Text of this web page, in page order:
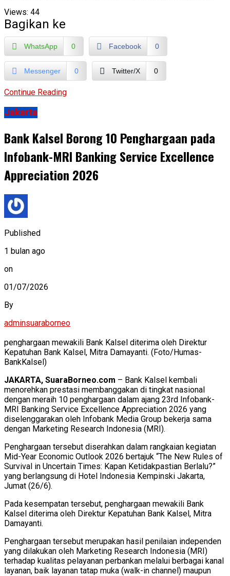
Views: 44
Bagikan ke
WhatsApp 0 Facebook 0
Messenger 0 Twitter/X 0
Continue Reading
Jakarta
Bank Kalsel Borong 10 Penghargaan pada
Infobank-MRI Banking Service Excellence
Appreciation 2026
Published
1 bulan ago
on
01/07/2026
By
adminsuaraborneo
penghargaan mewakili Bank Kalsel diterima oleh Direktur
Kepatuhan Bank Kalsel, Mitra Damayanti. (Foto/Humas-
BankKalsel)
JAKARTA, SuaraBorneo.com – Bank Kalsel kembali
menorehkan prestasi membanggakan di tingkat nasional
dengan meraih 10 penghargaan dalam ajang 23rd Infobank-
MRI Banking Service Excellence Appreciation 2026 yang
diselenggarakan oleh Infobank Media Group bekerja sama
dengan Marketing Research Indonesia (MRI).
Penghargaan tersebut diserahkan dalam rangkaian kegiatan
Mid-Year Economic Outlook 2026 bertajuk “The New Rules of
Survival in Uncertain Times: Kapan Ketidakpastian Berlalu?”
yang berlangsung di Hotel Indonesia Kempinski Jakarta,
Jumat (26/6).
Pada kesempatan tersebut, penghargaan mewakili Bank
Kalsel diterima oleh Direktur Kepatuhan Bank Kalsel, Mitra
Damayanti.
Penghargaan tersebut merupakan hasil penilaian independen
yang dilakukan oleh Marketing Research Indonesia (MRI)
terhadap kualitas pelayanan perbankan melalui berbagai kanal
layanan, baik layanan tatap muka (walk-in channel) maupun